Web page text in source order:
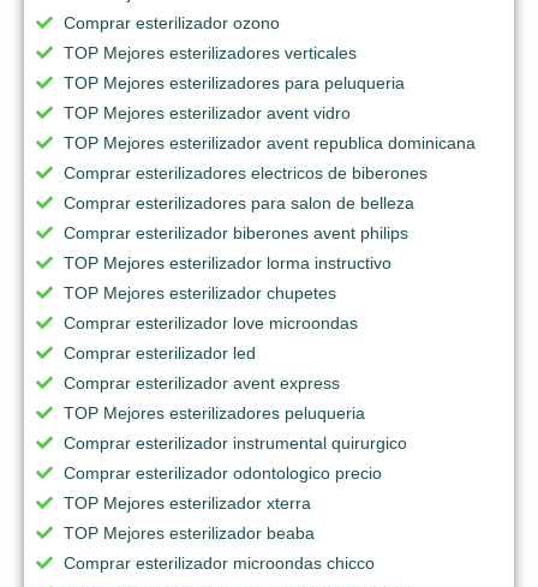
Comprar esterilizador ozono
TOP Mejores esterilizadores verticales
TOP Mejores esterilizadores para peluqueria
TOP Mejores esterilizador avent vidro
TOP Mejores esterilizador avent republica dominicana
Comprar esterilizadores electricos de biberones
Comprar esterilizadores para salon de belleza
Comprar esterilizador biberones avent philips
TOP Mejores esterilizador lorma instructivo
TOP Mejores esterilizador chupetes
Comprar esterilizador love microondas
Comprar esterilizador led
Comprar esterilizador avent express
TOP Mejores esterilizadores peluqueria
Comprar esterilizador instrumental quirurgico
Comprar esterilizador odontologico precio
TOP Mejores esterilizador xterra
TOP Mejores esterilizador beaba
Comprar esterilizador microondas chicco